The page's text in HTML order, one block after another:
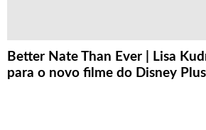
Better Nate Than Ever | Lisa
para o novo filme do Disney Plus